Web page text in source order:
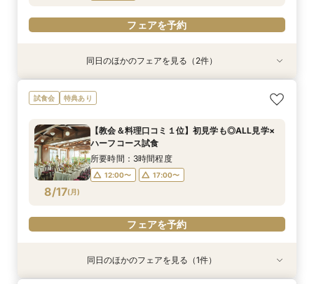
フェアを予約
8/16 (日)
《挙式のみ＊2名～》51万で叶う*憧れの独立型
チャペルで本格挙式
14:00〜 17:30〜
8/16 (日)
《週末夜限定》生花の香る独立型チャペル体験×
見積り＆日程相談
17:30〜 18:00〜
同日のほかのフェアを見る（2件）
試食会 特典あり
8/17(月)
【教会＆料理口コミ１位】初見学も◎ALL見学×
ハーフコース試食
所要時間：3時間程度
12:00〜 17:00〜
フェアを予約
同日のほかのフェアを見る（1件）